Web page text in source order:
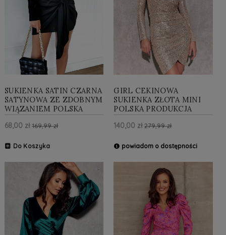
SUKIENKA SATIN CZARNA
SATYNOWA ZE ZDOBNYM
WIĄZANIEM POLSKA
PRODUKCJA
68,00 zł 169,99 zł
Do Koszyka
GIRL CEKINOWA
SUKIENKA ZŁOTA MINI
POLSKA PRODUKCJA
140,00 zł 279,99 zł
powiadom o dostępności